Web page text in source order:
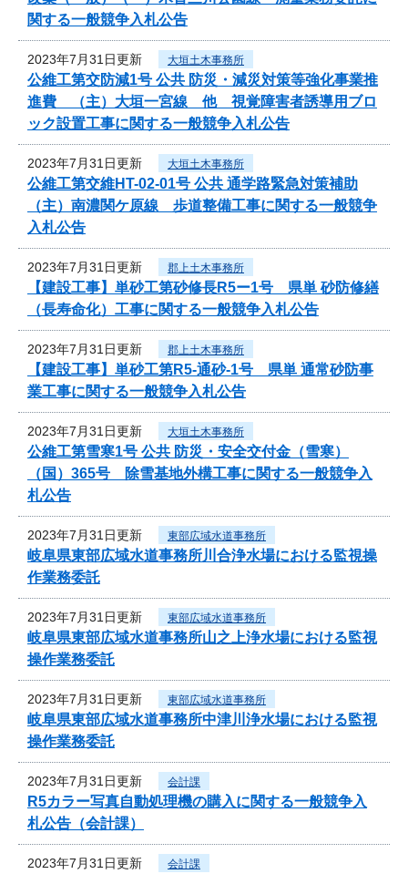
関する一般競争入札公告
2023年7月31日更新 大垣土木事務所
公維工第交防減1号 公共 防災・減災対策等強化事業推
進費 （主）大垣一宮線 他 視覚障害者誘導用ブロ
ック設置工事に関する一般競争入札公告
2023年7月31日更新 大垣土木事務所
公維工第交維HT-02-01号 公共 通学路緊急対策補助
（主）南濃関ケ原線 歩道整備工事に関する一般競争
入札公告
2023年7月31日更新 郡上土木事務所
【建設工事】単砂工第砂修長R5ー1号 県単 砂防修繕
（長寿命化）工事に関する一般競争入札公告
2023年7月31日更新 郡上土木事務所
【建設工事】単砂工第R5-通砂-1号 県単 通常砂防事
業工事に関する一般競争入札公告
2023年7月31日更新 大垣土木事務所
公維工第雪寒1号 公共 防災・安全交付金（雪寒）
（国）365号 除雪基地外構工事に関する一般競争入
札公告
2023年7月31日更新 東部広域水道事務所
岐阜県東部広域水道事務所川合浄水場における監視操
作業務委託
2023年7月31日更新 東部広域水道事務所
岐阜県東部広域水道事務所山之上浄水場における監視
操作業務委託
2023年7月31日更新 東部広域水道事務所
岐阜県東部広域水道事務所中津川浄水場における監視
操作業務委託
2023年7月31日更新 会計課
R5カラー写真自動処理機の購入に関する一般競争入
札公告（会計課）
2023年7月31日更新 会計課